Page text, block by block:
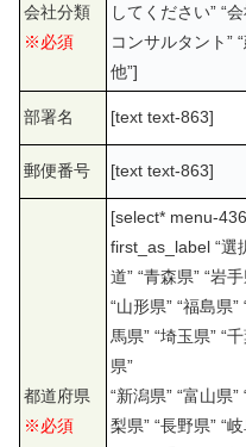
会社分類
※必須
してください” “
コンサルタント”
他”]
部署名 [text text-863]
郵便番号 [text text-863]
都道府県
※必須
[select* menu-
first_as_label “選
道” “青森県” “岩
“山形県” “福島県”
馬県” “埼玉県” “
県”
“新潟県” “富山県”
梨県” “長野県” “